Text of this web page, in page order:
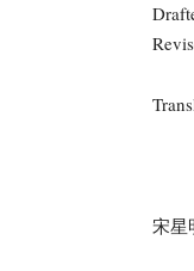
宋星